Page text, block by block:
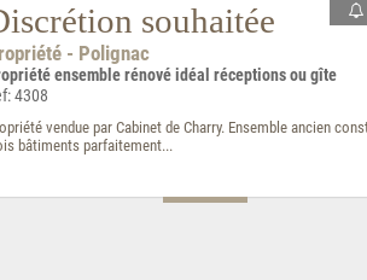
souhaitée
- Polignac
ensemble rénové idéal réceptions ou gîte
4308
vendue par Cabinet de Charry. Ensemble ancien
bâtiments parfaitement...